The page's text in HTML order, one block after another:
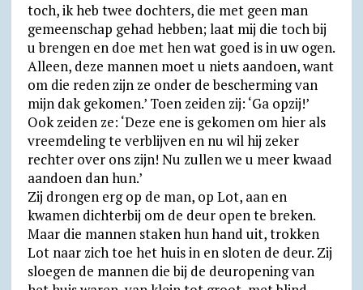
toch, ik heb twee dochters, die met geen man
gemeen­schap gehad hebben; laat mij die toch bij
u brengen en doe met hen wat goed is in uw ogen.
Alleen, deze mannen moet u niets aandoen, want
om die reden zijn ze onder de bescherming van
mijn dak gekomen.’ Toen zeiden zij: ‘Ga opzij!’
Ook zeiden ze: ‘Deze ene is gekomen om hier als
vreemdeling te verblijven en nu wil hij zeker
rechter over ons zijn! Nu zullen we u meer kwaad
aandoen dan hun.’
Zij drongen erg op de man, op Lot, aan en
kwamen dichterbij om de deur open te breken.
Maar die mannen staken hun hand uit, trokken
Lot naar zich toe het huis in en sloten de deur. Zij
sloegen de mannen die bij de deur­opening van